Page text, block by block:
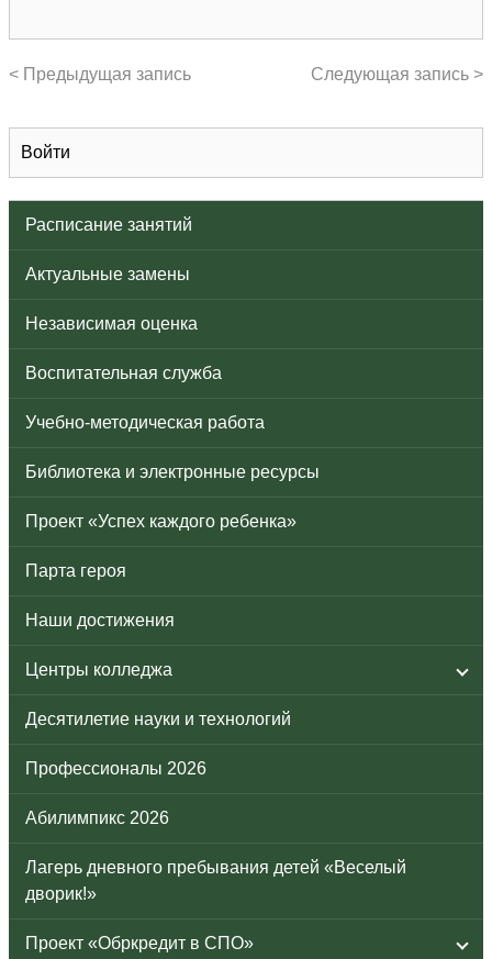
Войти
Расписание занятий
Актуальные замены
Независимая оценка
Воспитательная служба
Учебно-методическая работа
Библиотека и электронные ресурсы
Проект «Успех каждого ребенка»
Парта героя
Наши достижения
Центры колледжа
Десятилетие науки и технологий
Профессионалы 2026
Абилимпикс 2026
Лагерь дневного пребывания детей «Веселый
дворик!»
Проект «Обркредит в СПО»
< Предыдущая запись Следующая запись >